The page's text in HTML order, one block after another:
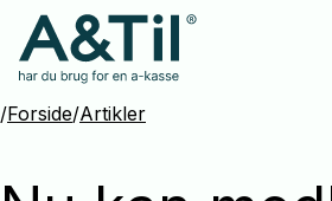
Spring
menu
over
og
indhold
/Forside/Artikler